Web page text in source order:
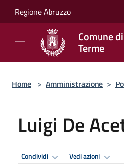
Regione Abruzzo
Comune
Terme
Home > Amministrazione >
Luigi De
Condividi Vedi azioni